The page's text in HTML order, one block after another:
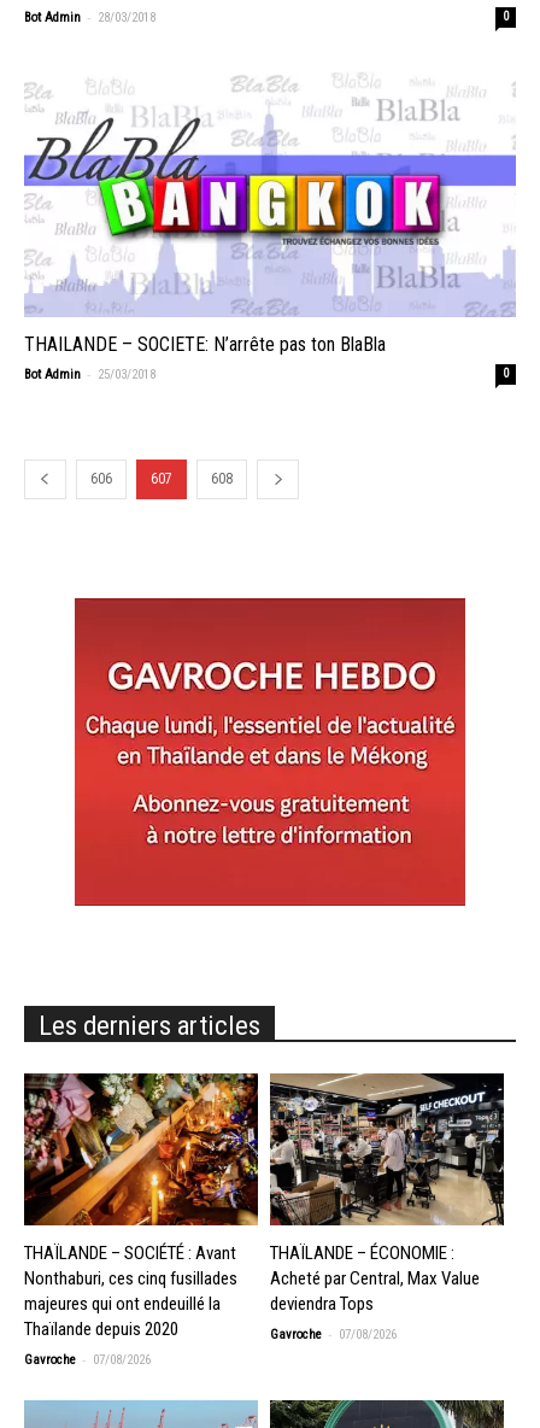
Bot Admin - 28/03/2018 0
THAILANDE – SOCIETE: N’arrête pas ton BlaBla
Bot Admin - 25/03/2018 0
606 607 608
Les derniers articles
THAÏLANDE – SOCIÉTÉ : Avant
Nonthaburi, ces cinq fusillades
majeures qui ont endeuillé la
Thaïlande depuis 2020
Gavroche - 07/08/2026
THAÏLANDE – ÉCONOMIE :
Acheté par Central, Max Value
deviendra Tops
Gavroche - 07/08/2026